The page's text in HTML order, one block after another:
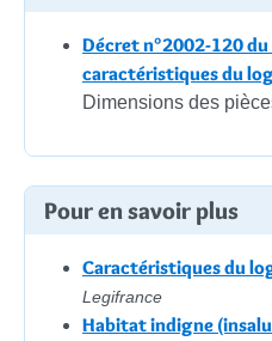
Décret n°2002-120
caractéristiques du
Dimensions des
Pour en savoir plus
Caractéristiques du
Legifrance
Habitat indigne